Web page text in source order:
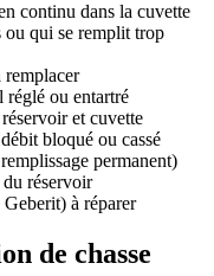
continu dans la cuvette
ou qui se remplit trop
remplacer
ou entartré
et cuvette
bloqué ou cassé
permanent)
réservoir
à réparer
de chasse